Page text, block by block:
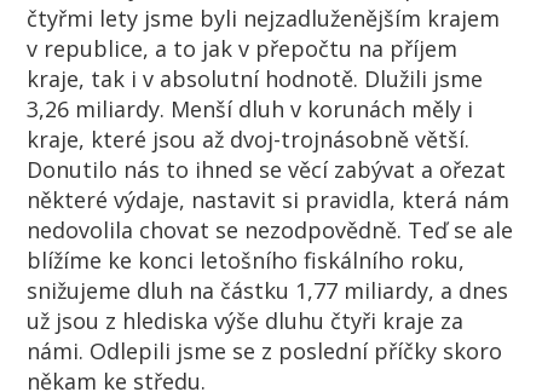
čtyřmi lety jsme byli nejzadluženějším krajem
v republice, a to jak v přepočtu na příjem
kraje, tak i v absolutní hodnotě. Dlužili jsme
3,26 miliardy. Menší dluh v korunách měly i
kraje, které jsou až dvoj-trojnásobně větší.
Donutilo nás to ihned se věcí zabývat a ořezat
některé výdaje, nastavit si pravidla, která nám
nedovolila chovat se nezodpovědně. Teď se ale
blížíme ke konci letošního fiskálního roku,
snižujeme dluh na částku 1,77 miliardy, a dnes
už jsou z hlediska výše dluhu čtyři kraje za
námi. Odlepili jsme se z poslední příčky skoro
někam ke středu.